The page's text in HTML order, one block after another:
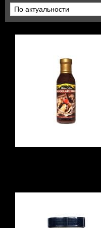
ВИТАМИНЫ И
ДЛЯ